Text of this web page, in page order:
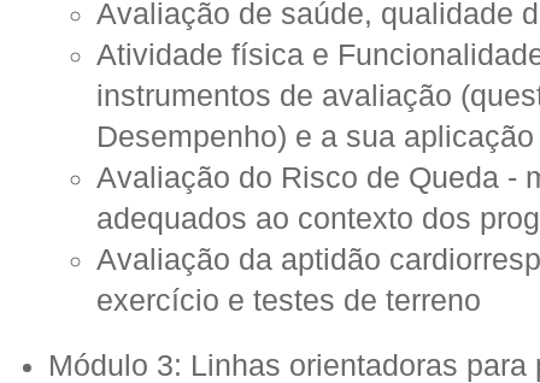
Avaliação de saúde, qualidade
Atividade física e
instrumentos de avaliação
Desempenho) e a sua
Avaliação do Risco de Queda -
adequados ao contexto dos
Avaliação da aptidão
exercício e testes de terreno
Módulo 3: Linhas orientadoras